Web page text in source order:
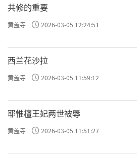
共修的重要
黄盖寺 2026-03-05 12:24:51
西兰花沙拉
黄盖寺 2026-03-05 11:59:12
耶惟檀王妃两世被辱
黄盖寺 2026-03-05 11:51:27